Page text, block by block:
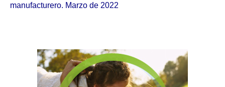
manufacturero. Marzo de 2022